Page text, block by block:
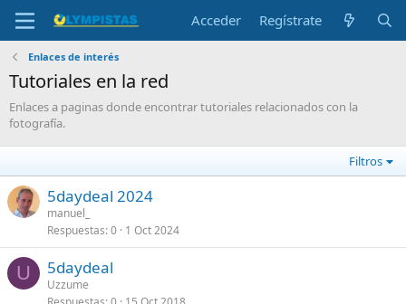
Acceder Regístrate
Enlaces de interés
Tutoriales en la red
Enlaces a paginas donde encontrar tutoriales relacionados con la
fotografía.
Filtros
5daydeal 2024
manuel_
Respuestas 0 1 Oct 2024
U 5daydeal
Uzzume